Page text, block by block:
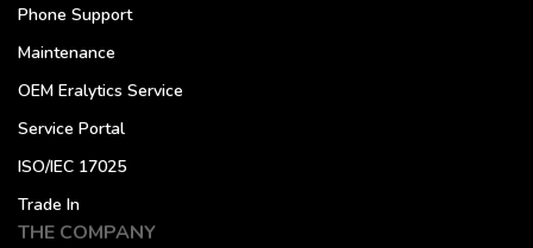
Phone Support
Maintenance
OEM Eralytics Service
Service Portal
ISO/IEC 17025
Trade In
THE COMPANY